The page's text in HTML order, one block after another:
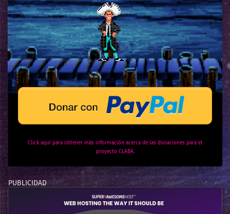
Click aquí para obtener más información acerca de las donaciones para el
proyecto CLABA.